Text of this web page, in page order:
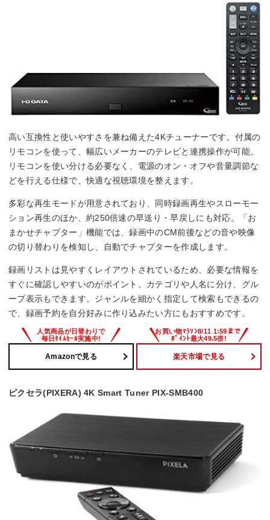
高い互換性と使いやすさを兼ね備えた4Kチューナーです。付属の
リモコンを使って、幅広いメーカーのテレビと連携操作が可能。
リモコンを使い分ける必要なく、電源のオン・オフや音量調節な
どを行える仕様で、快適な視聴環境を整えます。
多彩な再生モードが用意されており、同時録画再生やスローモー
ション再生のほか、約250倍速の早送り・早戻しにも対応。「お
まかせチャプター」機能では、録画中のCM前後などの音や映像
の切り替わりを検知し、自動でチャプターを作成します。
録画リストは見やすくレイアウトされているため、必要な情報を
すぐに確認しやすいのがポイント。カテゴリや人名に分け、グル
ープ表示もできます。ジャンルを細かく指定して検索もできるの
で、録画予約を自分好みに作り込みたい方にもおすすめです。
Amazonで見る 楽天市場で見る
ピクセラ(PIXERA) 4K Smart Tuner PIX-SMB400